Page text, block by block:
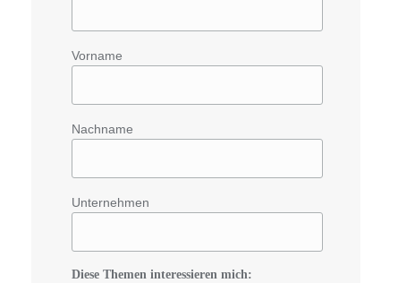
Vorname
Nachname
Unternehmen
Diese Themen interessieren mich: